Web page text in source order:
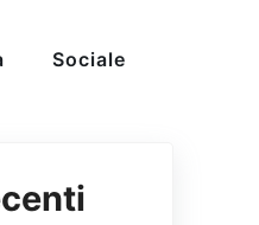
Sociale